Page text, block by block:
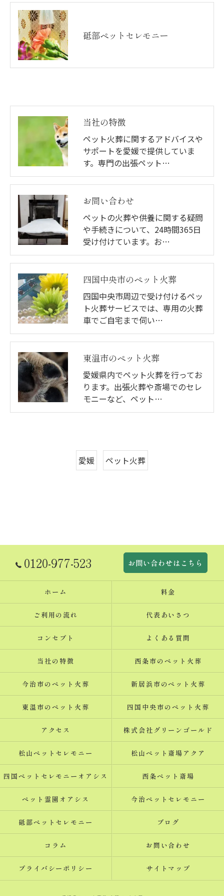
砥部ペットセレモニー
当社の特徴
ペット火葬に関するアドバイスや
サポートを愛媛で提供していま
す。専門の出張ペット…
お問い合わせ
ペットの火葬や供養に関する疑問
や手続きについて、24時間365日
受け付けています。お…
四国中央市のペット火葬
四国中央市周辺で受け付けるペッ
ト火葬サービスでは、専用の火葬
車でご自宅まで伺い…
東温市のペット火葬
愛媛県内でペット火葬を行ってお
ります。出張火葬や斎場でのセレ
モニーなど、ペット…
愛媛 ペット火葬
0120-977-523 お問い合わせはこちら
ホーム 料金
ご利用の流れ 代表あいさつ
コンセプト よくある質問
当社の特徴 西条市のペット火葬
今治市のペット火葬 新居浜市のペット火葬
東温市のペット火葬 四国中央市のペット火葬
アクセス 株式会社グリーンゴールド
松山ペットセレモニー 松山ペット斎場アクア
四国ペットセレモニーオアシス 西条ペット斎場
ペット霊園オアシス 今治ペットセレモニー
砥部ペットセレモニー ブログ
コラム お問い合わせ
プライバシーポリシー サイトマップ